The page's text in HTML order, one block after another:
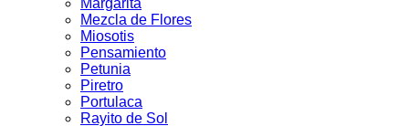
Mezcla de Flores
Miosotis
Pensamiento
Petunia
Piretro
Portulaca
Rayito de Sol